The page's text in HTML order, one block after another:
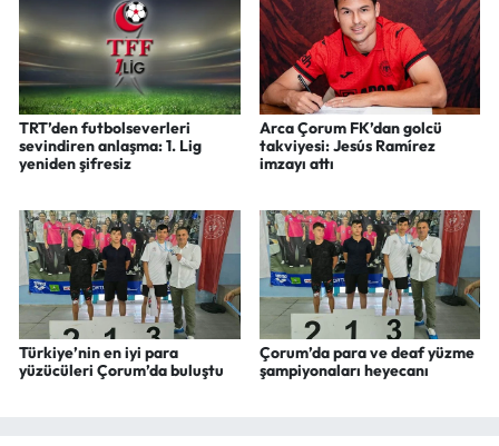
TRT’den futbolseverleri
sevindiren anlaşma: 1. Lig
yeniden şifresiz
Arca Çorum FK’dan golcü
takviyesi: Jesús Ramírez
imzayı attı
Türkiye’nin en iyi para
yüzücüleri Çorum’da buluştu
Çorum’da para ve deaf yüzme
şampiyonaları heyecanı